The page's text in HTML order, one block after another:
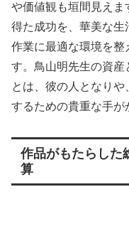
や価値観も垣間見えま
得た成功を、華美な
作業に最適な環境を
す。鳥山明先生の資産
とは、彼の人となり
するための貴重な手が
作品がもたらした
算